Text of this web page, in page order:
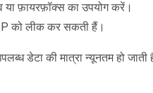
या फ़ायरफ़ॉक्स का उपयोग करें।
को लीक कर सकती हैं।
डेटा की मात्रा न्यूनतम हो जाती